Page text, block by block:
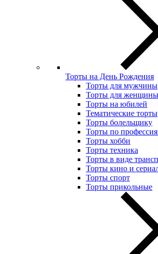
Торты на День Рождения
Торты для мужчины
Торты для женщины
Торты на юбилей
Тематические торты
Торты болельщику
Торты по
Торты хобби
Торты техника
Торты в виде
Торты кино и
Торты спорт
Торты прикольные